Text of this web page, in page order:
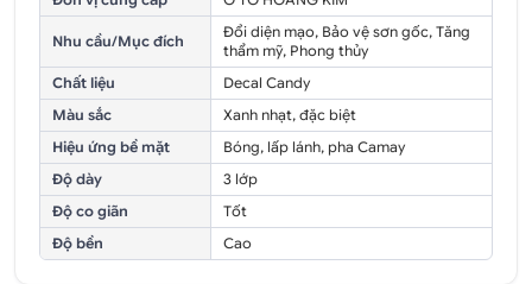
Nhu cầu/Mục đích
Đổi diện mạo, Bảo vệ sơn gốc, Tăng
thẩm mỹ, Phong thủy
Chất liệu
Decal Candy
Màu sắc
Xanh nhạt, đặc biệt
Hiệu ứng bề mặt
Bóng, lấp lánh, pha Camay
Độ dày
3 lớp
Độ co giãn
Tốt
Độ bền
Cao